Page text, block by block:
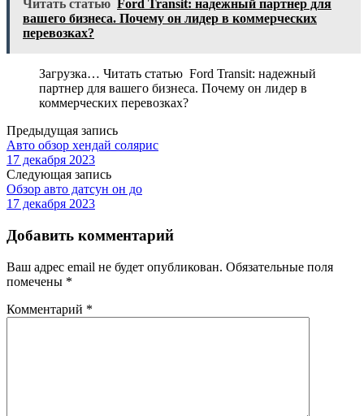
Читать статью Ford Transit: надежный партнер для
вашего бизнеса. Почему он лидер в коммерческих
перевозках?
Загрузка… Читать статью Ford Transit: надежный
партнер для вашего бизнеса. Почему он лидер в
коммерческих перевозках?
Предыдущая запись
Авто обзор хендай солярис
17 декабря 2023
Следующая запись
Обзор авто датсун он до
17 декабря 2023
Добавить комментарий
Ваш адрес email не будет опубликован. Обязательные поля
помечены *
Комментарий *